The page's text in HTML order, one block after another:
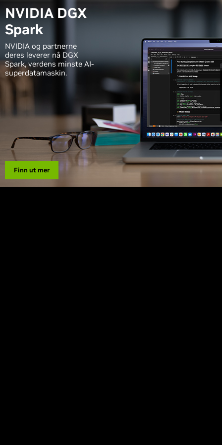
NVIDIA DGX
Spark
NVIDIA og partnerne
deres leverer nå DGX
Spark, verdens minste AI-
superdatamaskin.
Finn ut mer